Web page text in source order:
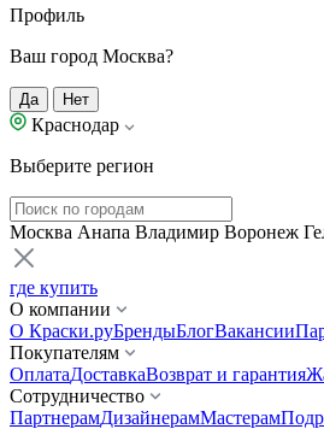
Профиль
Ваш город Москва?
Да Нет
Краснодар
Выберите регион
Москва Анапа Владимир Воронеж
где купить
О компании
О Краски.руБрендыБлогВакансии
Покупателям
ОплатаДоставкаВозврат и гарантия
Сотрудничество
ПартнерамДизайнерамМастерам